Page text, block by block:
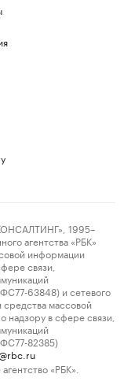
1995–
агентства «РБК»
информации
связи,
63848) и сетевого
средства массовой
в сфере связи,
82385)
«РБК».